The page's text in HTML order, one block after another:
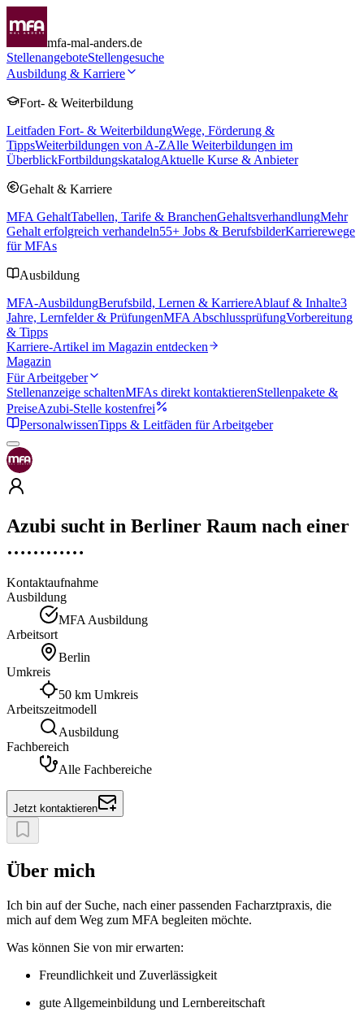
mfa-mal-anders.de
StellenangeboteStellengesuche
Ausbildung & Karriere
Fort- & Weiterbildung
Leitfaden Fort- & WeiterbildungWege, Förderung &
TippsWeiterbildungen von A-ZAlle Weiterbildungen im
ÜberblickFortbildungskatalogAktuelle Kurse & Anbieter
Gehalt & Karriere
MFA GehaltTabellen, Tarife & BranchenGehaltsverhandlungMehr
Gehalt erfolgreich verhandeln55+ Jobs & BerufsbilderKarrierewege
für MFAs
Ausbildung
MFA-AusbildungBerufsbild, Lernen & KarriereAblauf & Inhalte3
Jahre, Lernfelder & PrüfungenMFA AbschlussprüfungVorbereitung
& Tipps
Karriere-Artikel im Magazin entdecken
Magazin
Für Arbeitgeber
Stellenanzeige schaltenMFAs direkt kontaktierenStellenpakete &
PreiseAzubi-Stelle kostenfrei
PersonalwissenTipps & Leitfäden für Arbeitgeber
Azubi sucht in Berliner Raum nach einer
…………
Kontaktaufnahme
Ausbildung
MFA Ausbildung
Arbeitsort
Berlin
Umkreis
50 km Umkreis
Arbeitszeitmodell
Ausbildung
Fachbereich
Alle Fachbereiche
Jetzt kontaktieren
Über mich
Ich bin auf der Suche, nach einer passenden Facharztpraxis, die
mich auf dem Weg zum MFA begleiten möchte.
Was können Sie von mir erwarten:
Freundlichkeit und Zuverlässigkeit
gute Allgemeinbildung und Lernbereitschaft